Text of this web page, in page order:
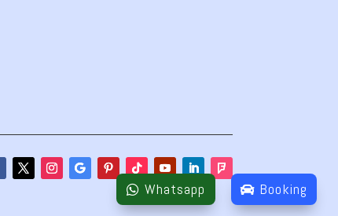
Whatsapp
Booking